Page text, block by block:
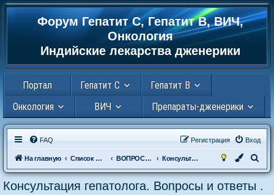
РегистрацияФорум Гепатит С, Гепатит В, ВИЧ,
Онкология
Индийские лекарства дженерики
Портал Гепатит С
Гепатит В
Онкология
ВИЧ Препараты-дженерики
FAQ Вход
Регистрация
На главную Список форумов ВОПРОСЫ К ДОКТОРУ Консультация гепатолога. Вопросы и ответы .
о
Консультация гепатолога. Вопросы и ответы .